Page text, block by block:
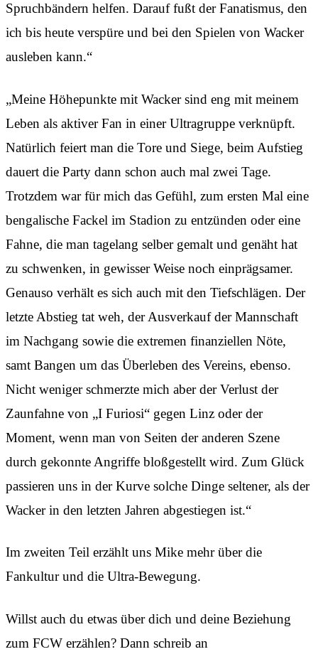
Spruchbändern helfen. Darauf fußt der Fanatismus, den
ich bis heute verspüre und bei den Spielen von Wacker
ausleben kann.“
„Meine Höhepunkte mit Wacker sind eng mit meinem
Leben als aktiver Fan in einer Ultragruppe verknüpft.
Natürlich feiert man die Tore und Siege, beim Aufstieg
dauert die Party dann schon auch mal zwei Tage.
Trotzdem war für mich das Gefühl, zum ersten Mal eine
bengalische Fackel im Stadion zu entzünden oder eine
Fahne, die man tagelang selber gemalt und genäht hat
zu schwenken, in gewisser Weise noch einprägsamer.
Genauso verhält es sich auch mit den Tiefschlägen. Der
letzte Abstieg tat weh, der Ausverkauf der Mannschaft
im Nachgang sowie die extremen finanziellen Nöte,
samt Bangen um das Überleben des Vereins, ebenso.
Nicht weniger schmerzte mich aber der Verlust der
Zaunfahne von „I Furiosi“ gegen Linz oder der
Moment, wenn man von Seiten der anderen Szene
durch gekonnte Angriffe bloßgestellt wird. Zum Glück
passieren uns in der Kurve solche Dinge seltener, als der
Wacker in den letzten Jahren abgestiegen ist.“
Im zweiten Teil erzählt uns Mike mehr über die
Fankultur und die Ultra-Bewegung.
Willst auch du etwas über dich und deine Beziehung
zum FCW erzählen? Dann schreib an